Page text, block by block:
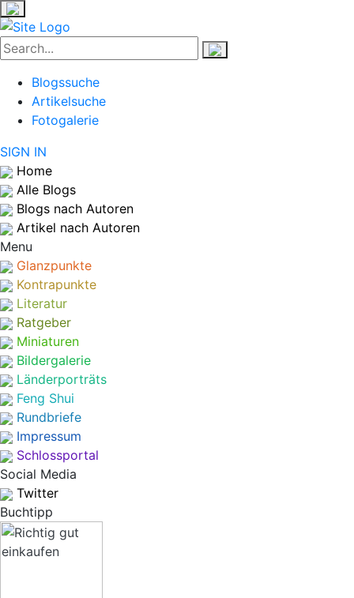
Blogssuche
Artikelsuche
Fotogalerie
SIGN IN
Home
Alle Blogs
Blogs nach Autoren
Artikel nach Autoren
Menu
Glanzpunkte
Kontrapunkte
Literatur
Ratgeber
Miniaturen
Bildergalerie
Länderporträts
Feng Shui
Rundbriefe
Impressum
Schlossportal
Social Media
Twitter
Buchtipp